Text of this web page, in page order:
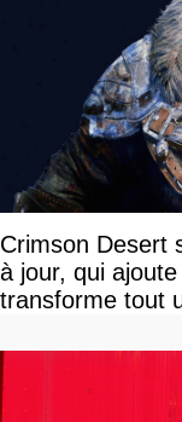
Crimson Desert
à jour, qui
transforme tout